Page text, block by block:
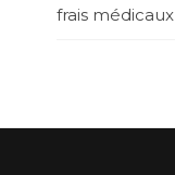
frais médicaux